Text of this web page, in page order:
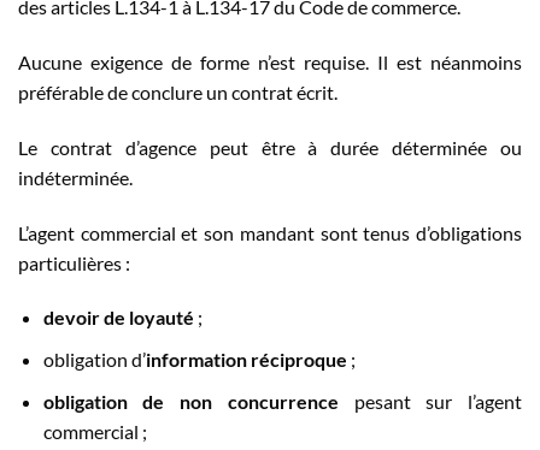
des articles L.134-1 à L.134-17 du Code de commerce.
Aucune exigence de forme n’est requise. Il est néanmoins
préférable de conclure un contrat écrit.
Le contrat d’agence peut être à durée déterminée ou
indéterminée.
L’agent commercial et son mandant sont tenus d’obligations
particulières :
devoir de loyauté ;
obligation d’information réciproque ;
obligation de non concurrence pesant sur l’agent
commercial ;